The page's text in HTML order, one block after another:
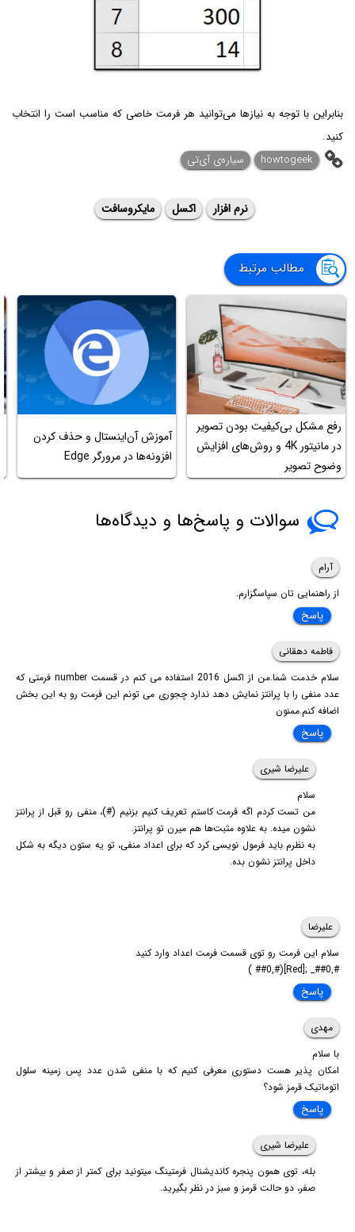
بنابراین با توجه به نیازها می‌توانید هر فرمت خاصی که مناسب است را انتخاب
کنید.
howtogeek
سیاره‌ی ‌آی‌تی
نرم افزار اکسل مایکروسافت
مطالب مرتبط
رفع مشکل بی‌کیفیت بودن تصویر
در مانیتور 4K و روش‌های افزایش
وضوح تصویر
آموزش آن‌اینستال و حذف کردن
افزونه‌ها در مرورگر Edge
سوالات و پاسخ‌ها و دیدگاه‌ها
آرام
از راهنمایی تان سپاسگزارم.
پاسخ
فاطمه دهقانی
سلام خدمت شما.من از اکسل 2016 استفاده می کنم در قسمت number فرمتی که
عدد منفی را با پرانتز نمایش دهد ندارد چجوری می تونم این فرمت رو به این بخش
اضافه کنم.ممنون
پاسخ
علیرضا شیری
سلام
من تست کردم اگه فرمت کاستم تعریف کنیم بزنیم (#)، منفی رو قبل از پرانتز
نشون میده. به علاوه مثبت‌ها هم میرن تو پرانتز.
به نظرم باید فرمول نویسی کرد که برای اعداد منفی، تو یه ستون دیگه به شکل
داخل پرانتز نشون بده.
علیرضا
سلام این فرمت رو توی قسمت فرمت اعداد وارد کنید
#,##0_ ;[Red](#,##0 )
پاسخ
مهدی
با سلام
امکان پذیر هست دستوری معرفی کنیم که با منفی شدن عدد پس زمینه سلول
اتوماتیک قرمز شود؟
پاسخ
علیرضا شیری
بله، توی همون پنجره کاندیشنال فرمتینگ میتونید برای کمتر از صفر و بیشتر از
صفر، دو حالت قرمز و سبز در نظر بگیرید.